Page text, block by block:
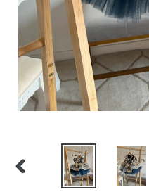
DIAPOSITIVE